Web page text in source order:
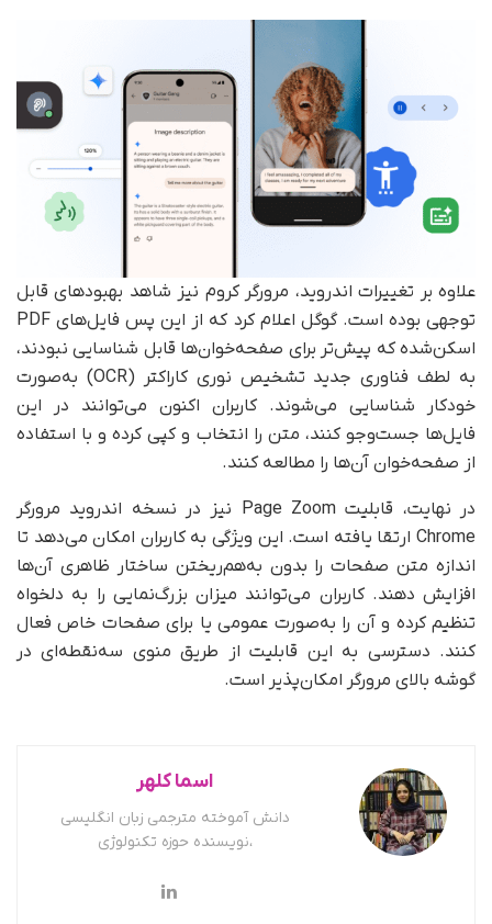
علاوه بر تغییرات اندروید، مرورگر کروم نیز شاهد بهبودهای قابل
توجهی بوده است. گوگل اعلام کرد که از این پس فایل‌های PDF
اسکن‌شده که پیش‌تر برای صفحه‌خوان‌ها قابل شناسایی نبودند،
به لطف فناوری جدید تشخیص نوری کاراکتر (OCR) به‌صورت
خودکار شناسایی می‌شوند. کاربران اکنون می‌توانند در این
فایل‌ها جست‌وجو کنند، متن را انتخاب و کپی کرده و با استفاده
از صفحه‌خوان آن‌ها را مطالعه کنند.
در نهایت، قابلیت Page Zoom نیز در نسخه اندروید مرورگر
Chrome ارتقا یافته است. این ویژگی به کاربران امکان می‌دهد تا
اندازه متن صفحات را بدون به‌هم‌ریختن ساختار ظاهری آن‌ها
افزایش دهند. کاربران می‌توانند میزان بزرگ‌نمایی را به دلخواه
تنظیم کرده و آن را به‌صورت عمومی یا برای صفحات خاص فعال
کنند. دسترسی به این قابلیت از طریق منوی سه‌نقطه‌ای در
گوشه بالای مرورگر امکان‌پذیر است.
اسما کلهر
دانش آموخته مترجمی زبان انگلیسی
،نویسنده حوزه تکنولوژی